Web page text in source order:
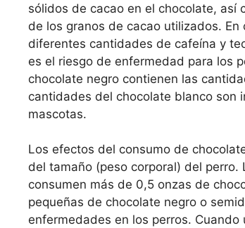
sólidos de cacao en el chocolate, así
de los granos de cacao utilizados.
diferentes cantidades de cafeína y
es el riesgo de enfermedad para los
chocolate negro contienen las
cantidades del chocolate blanco son
mascotas.
Los efectos del consumo de
del tamaño (peso corporal) del
consumen más de 0,5 onzas de
pequeñas de chocolate negro o
enfermedades en los perros.